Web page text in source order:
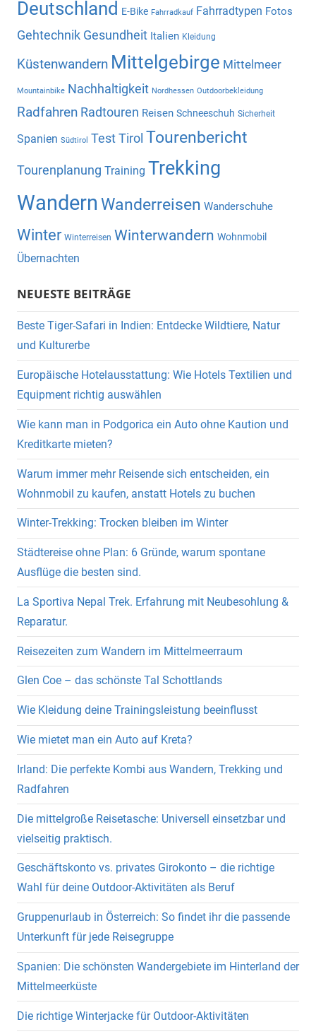
Deutschland E-Bike Fahrradkauf Fahrradtypen Fotos
Gehtechnik Gesundheit Italien Kleidung
Küstenwandern Mittelgebirge Mittelmeer
Mountainbike Nachhaltigkeit Nordhessen Outdoorbekleidung
Radfahren Radtouren Reisen Schneeschuh Sicherheit
Spanien Südtirol TestTirol Tourenbericht
Tourenplanung Training Trekking
Wandern Wanderreisen Wanderschuhe
Winter Winterreisen Winterwandern Wohnmobil
Übernachten
NEUESTE BEITRÄGE
Beste Tiger-Safari in Indien: Entdecke Wildtiere, Natur
und Kulturerbe
Europäische Hotelausstattung: Wie Hotels Textilien und
Equipment richtig auswählen
Wie kann man in Podgorica ein Auto ohne Kaution und
Kreditkarte mieten?
Warum immer mehr Reisende sich entscheiden, ein
Wohnmobil zu kaufen, anstatt Hotels zu buchen
Winter-Trekking: Trocken bleiben im Winter
Städtereise ohne Plan: 6 Gründe, warum spontane
Ausflüge die besten sind.
La Sportiva Nepal Trek. Erfahrung mit Neubesohlung &
Reparatur.
Reisezeiten zum Wandern im Mittelmeerraum
Glen Coe – das schönste Tal Schottlands
Wie Kleidung deine Trainingsleistung beeinflusst
Wie mietet man ein Auto auf Kreta?
Irland: Die perfekte Kombi aus Wandern, Trekking und
Radfahren
Die mittelgroße Reisetasche: Universell einsetzbar und
vielseitig praktisch.
Geschäftskonto vs. privates Girokonto – die richtige
Wahl für deine Outdoor-Aktivitäten als Beruf
Gruppenurlaub in Österreich: So findet ihr die passende
Unterkunft für jede Reisegruppe
Spanien: Die schönsten Wandergebiete im Hinterland der
Mittelmeerküste
Die richtige Winterjacke für Outdoor-Aktivitäten